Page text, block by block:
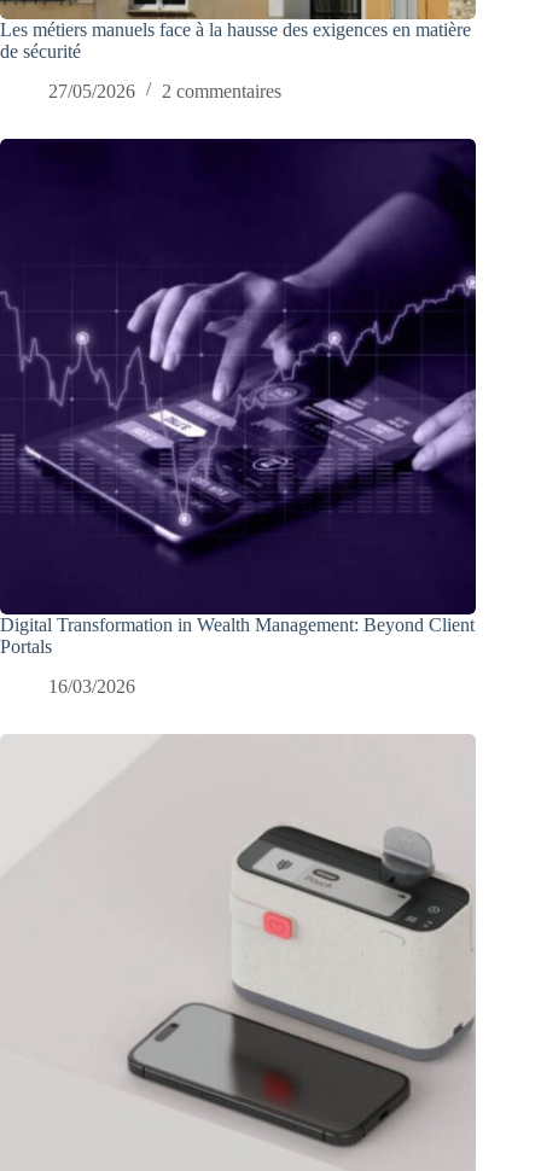
Les métiers manuels face à la hausse des exigences en matière
de sécurité
27/05/2026
2 commentaires
Digital Transformation in Wealth Management: Beyond Client
Portals
16/03/2026